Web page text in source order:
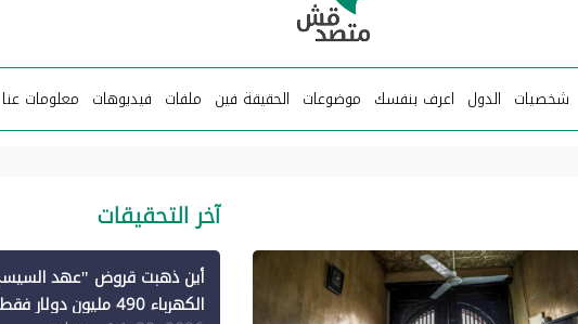
شخصيات الدول اعرف بنفسك موضوعات الحقيقة فين ملفات فيديوهات معلومات عنا
آخر التحقيقات
الكهرباء 490 مليون دولار فقط لـ"الطاقة المتجددة" (1)